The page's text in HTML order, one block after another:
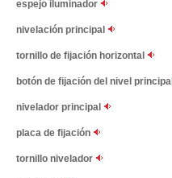
espejo iluminador
nivelación principal
tornillo de fijación horizontal
botón de fijación del nivel principal
nivelador principal
placa de fijación
tornillo nivelador